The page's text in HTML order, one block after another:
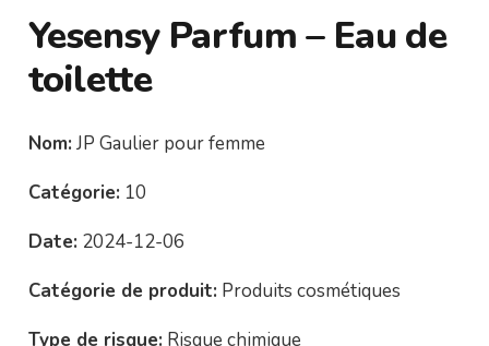
Yesensy Parfum – Eau de
toilette
Nom: JP Gaulier pour femme
Catégorie: 10
Date: 2024-12-06
Catégorie de produit: Produits cosmétiques
Type de risque: Risque chimique